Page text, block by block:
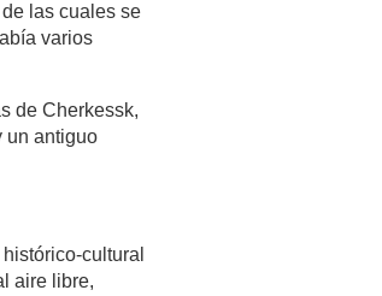
las cuales se
varios
de Cherkessk,
un antiguo
cultural
aire libre,